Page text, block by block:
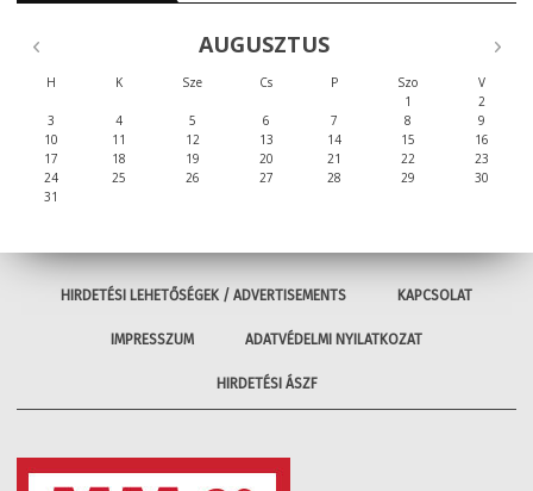
AUGUSZTUS
H K Sze Cs P Szo
V
1
2
3
4 5 6 7 8
9
10
11 12 13 14 15
16
17
18 19 20 21 22
23
24
25 26 27 28 29
30
31
HIRDETÉSI LEHETŐSÉGEK / ADVERTISEMENTS KAPCSOLAT
IMPRESSZUM ADATVÉDELMI NYILATKOZAT
HIRDETÉSI ÁSZF